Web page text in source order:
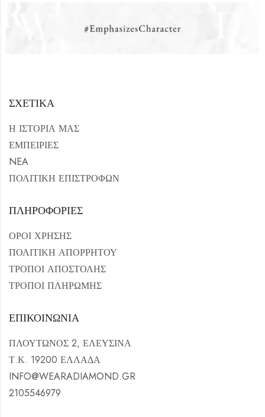
ΣΧΕΤΙΚΑ
Η ΙΣΤΟΡΙΑ ΜΑΣ
ΕΜΠΕΙΡΙΕΣ
NEA
ΠΟΛΙΤΙΚΗ ΕΠΙΣΤΡΟΦΩΝ
ΠΛΗΡΟΦΟΡΙΕΣ
ΟΡΟΙ ΧΡΗΣΗΣ
ΠΟΛΙΤΙΚΗ ΑΠΟΡΡΗΤΟΥ
ΤΡΟΠΟΙ ΑΠΟΣΤΟΛΗΣ
ΤΡΟΠΟΙ ΠΛΗΡΩΜΗΣ
ΕΠΙΚΟΙΝΩΝΙΑ
ΠΛΟΥΤΩΝΟΣ 2, ΕΛΕΥΣΙΝΑ
Τ.Κ. 19200 ΕΛΛΑΔΑ
INFO@WEARADIAMOND.GR
2105546979